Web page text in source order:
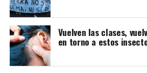
Vuelven las clases,
en torno a estos